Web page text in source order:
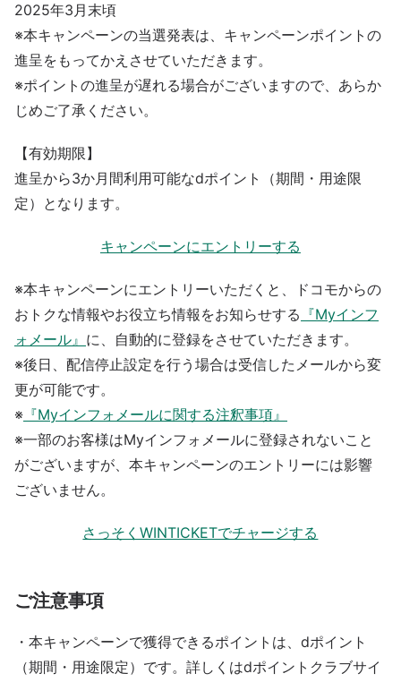
2025年3月末頃
※本キャンペーンの当選発表は、キャンペーンポイントの
進呈をもってかえさせていただきます。
※ポイントの進呈が遅れる場合がございますので、あらか
じめご了承ください。
【有効期限】
進呈から3か月間利用可能なdポイント（期間・用途限
定）となります。
キャンペーンにエントリーする
※本キャンペーンにエントリーいただくと、ドコモからの
おトクな情報やお役立ち情報をお知らせする 『Myインフ
ォメール』 に、自動的に登録をさせていただきます。
※後日、配信停止設定を行う場合は受信したメールから変
更が可能です。
※ 『Myインフォメールに関する注釈事項』
※一部のお客様はMyインフォメールに登録されないこと
がございますが、本キャンペーンのエントリーには影響
ございません。
さっそくWINTICKETでチャージする
ご注意事項
・本キャンペーンで獲得できるポイントは、dポイント
（期間・用途限定）です。詳しくはdポイントクラブサイ